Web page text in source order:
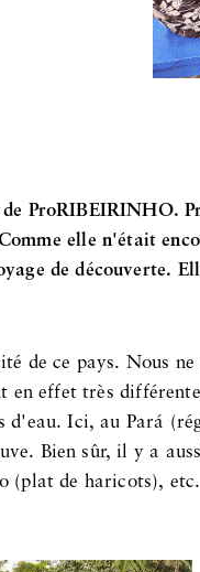
ProRIBEIRINHO.
elle n'était
de découverte.
de ce pays. Nous
en effet très
d'eau. Ici, au Pará
Bien sûr, il y a
de haricots), etc.